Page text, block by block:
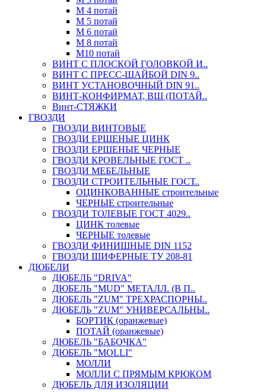
М 4 потай
М 5 потай
М 6 потай
М 8 потай
М10 потай
ВИНТ С ПЛОСКОЙ ГОЛОВКОЙ И..
ВИНТ С ПРЕСС-ШАЙБОЙ DIN 9..
ВИНТ УСТАНОВОЧНЫЙ DIN 91..
ВИНТ-КОНФИРМАТ, ВШ (ПОТАЙ..
Винт-СТЯЖКИ
ГВОЗДИ
ГВОЗДИ ВИНТОВЫЕ
ГВОЗДИ ЕРШЕНЫЕ ЦИНК
ГВОЗДИ ЕРШЕНЫЕ ЧЕРНЫЕ
ГВОЗДИ КРОВЕЛЬНЫЕ ГОСТ ..
ГВОЗДИ МЕБЕЛЬНЫЕ
ГВОЗДИ СТРОИТЕЛЬНЫЕ ГОСТ..
ОЦИНКОВАННЫЕ строительные
ЧЕРНЫЕ строительные
ГВОЗДИ ТОЛЕВЫЕ ГОСТ 4029..
ЦИНК толевые
ЧЕРНЫЕ толевые
ГВОЗДИ ФИНИШНЫЕ DIN 1152
ГВОЗДИ ШИФЕРНЫЕ ТУ 208-81
ДЮБЕЛИ
ДЮБЕЛЬ "DRIVA"
ДЮБЕЛЬ "MUD" МЕТАЛЛ. (В П..
ДЮБЕЛЬ "ZUM" ТРЕХРАСПОРНЫ..
ДЮБЕЛЬ "ZUM" УНИВЕРСАЛЬНЫ..
БОРТИК (оранжевые)
ПОТАЙ (оранжевые)
ДЮБЕЛЬ "БАБОЧКА"
ДЮБЕЛЬ "МOLLI"
МОЛЛИ
МОЛЛИ С ПРЯМЫМ КРЮКОМ
ДЮБЕЛЬ ДЛЯ ИЗОЛЯЦИИ